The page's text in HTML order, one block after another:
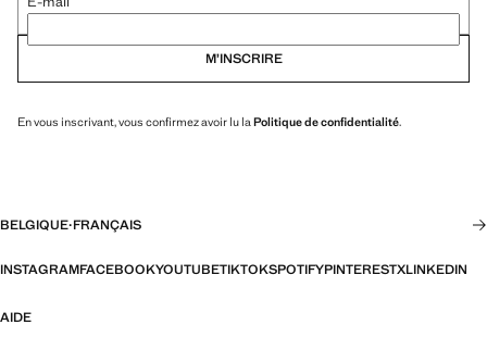
M’INSCRIRE
En vous inscrivant, vous confirmez avoir lu la Politique de confidentialité.
BELGIQUE·FRANÇAIS
INSTAGRAMFACEBOOKYOUTUBETIKTOKSPOTIFYPINTERESTXLINKEDIN
AIDE